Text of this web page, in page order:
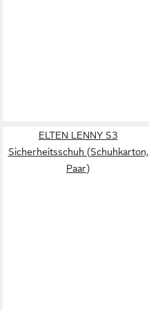
ELTEN LENNY S3
Sicherheitsschuh (Schuhkarton,
Paar)